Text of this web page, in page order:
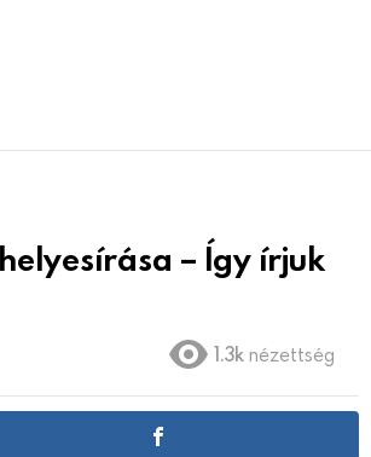
– Így írjuk
1.3k nézettség